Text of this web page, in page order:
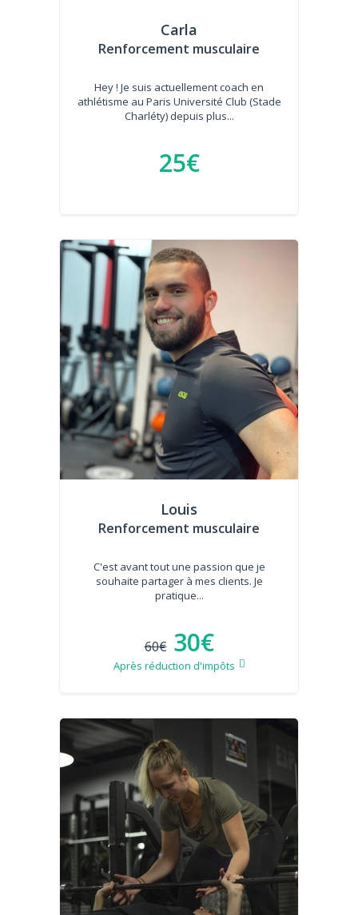
Carla
Renforcement musculaire
Hey ! Je suis actuellement coach en
athlétisme au Paris Université Club (Stade
Charléty) depuis plus...
25€
Louis
Renforcement musculaire
C'est avant tout une passion que je
souhaite partager à mes clients. Je
pratique...
60€ 30€
Après réduction d'impôts